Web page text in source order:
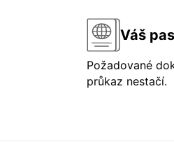
Váš
Požadované
průkaz nestačí.